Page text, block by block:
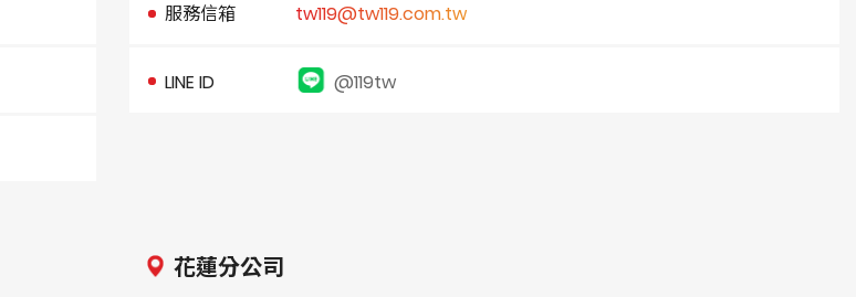
服務信箱 tw119@tw119.com.tw
LINE ID @119tw
花蓮分公司